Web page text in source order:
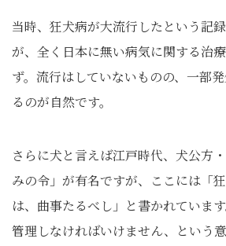
当時、狂犬病が大流行したという記
が、全く日本に無い病気に関する治
ず。流行はしていないものの、一部
るのが自然です。
さらに犬と言えば江戸時代、犬公方
みの令」が有名ですが、ここには「
は、曲事たるべし」と書かれていま
管理しなければいけません、という